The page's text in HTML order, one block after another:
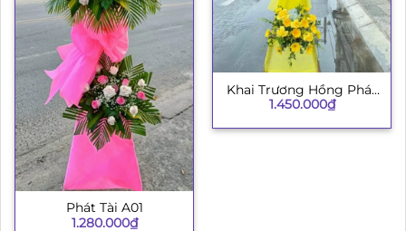
Phát Tài A01
1.280.000₫
Khai Trương Hồng Phát
003
1.450.000₫